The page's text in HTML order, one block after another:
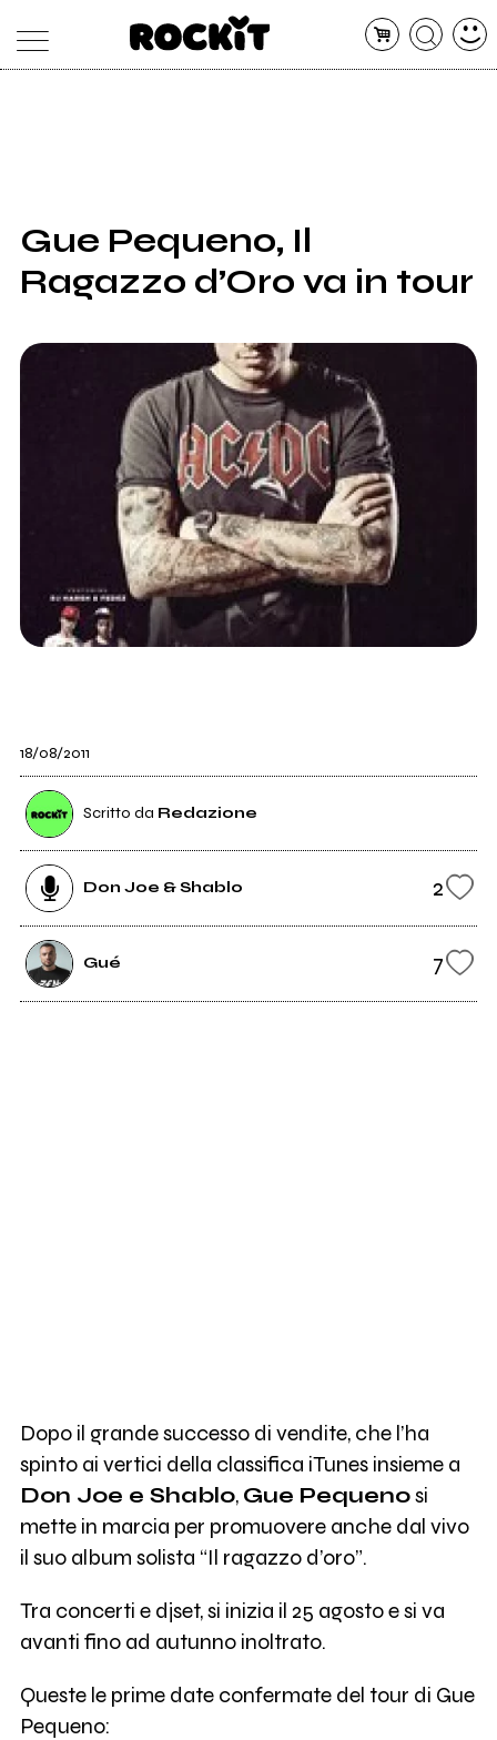
SHOP
RADIO
Gue Pequeno, Il
Ragazzo d’Oro va in tour
18/08/2011
Scritto da Redazione
Don Joe & Shablo 2
Gué 7
Dopo il grande successo di vendite, che l’ha
spinto ai vertici della classifica iTunes insieme a
Don Joe e Shablo, Gue Pequenosi
mette in marcia per promuovere anche dal vivo
il suo album solista “Il ragazzo d’oro”.
Tra concerti e djset, si inizia il 25 agosto e si va
avanti fino ad autunno inoltrato.
Queste le prime date confermate del tour di Gue
Pequeno: